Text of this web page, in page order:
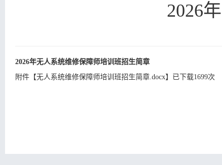
​2026
2026年无人系统维修保障师培训班招生简章
附件【无人系统维修保障师培训班招生简章.docx】已下载1699次